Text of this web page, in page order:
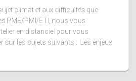
climat et aux difficultés que
PME/PMI/ETI, nous vous
en distanciel pour vous
sur les sujets suivants : Les enjeux